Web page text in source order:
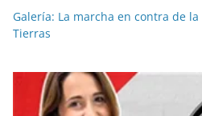
Galería: La marcha en contra de
Tierras